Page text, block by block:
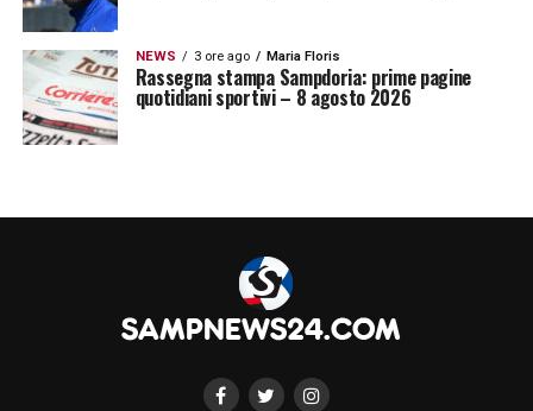
NEWS 3 ore ago Maria Floris
Rassegna stampa Sampdoria: prime pagine
quotidiani sportivi – 8 agosto 2026